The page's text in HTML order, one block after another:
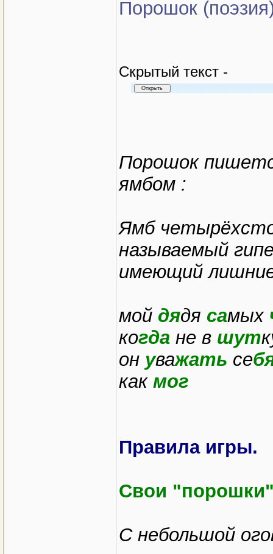
Порошок
Cкрытый текст -
Порошок
ямбом :
Ямб
называемый
имеющий
мой дядя самых
когда не в шут
он уважать се
как мог
Правила игры.
Свои
С небольшой